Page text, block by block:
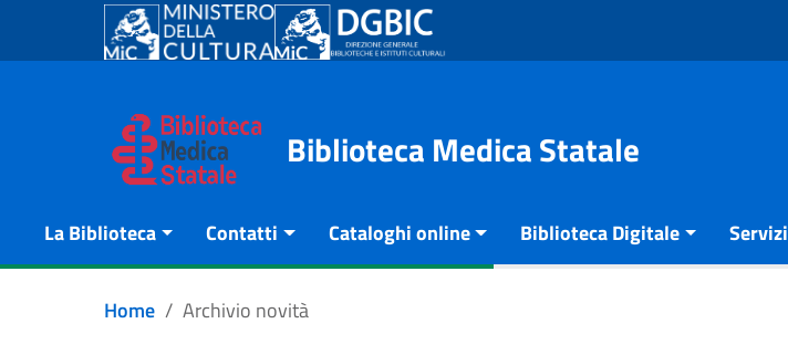
Go to content
Go to the navigation menu
Biblioteca Medica Statale
La Biblioteca Contatti Cataloghi online Biblioteca Digitale Servizi
Home Archivio novità